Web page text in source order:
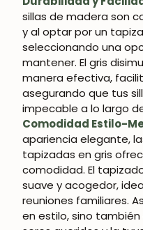
sillas de madera son
y al optar por un
seleccionando una
mantener. El gris
manera efectiva,
asegurando que tus
impecable a lo largo
Comodidad Estilo-
apariencia elegante,
tapizadas en gris
comodidad. El
suave y acogedor,
reuniones familiares.
en estilo, sino